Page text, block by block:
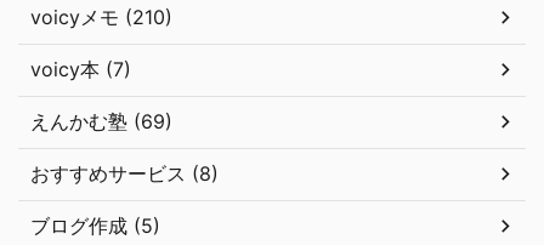
voicyメモ (210)
voicy本 (7)
えんかむ塾 (69)
おすすめサービス (8)
ブログ作成 (5)